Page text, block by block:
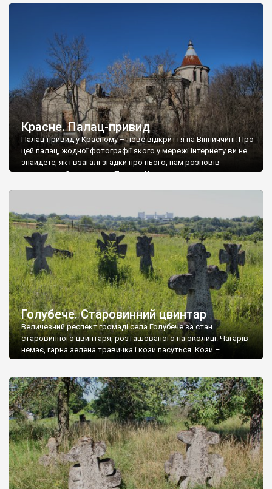
Красне. Палац-привид
Палац-привид у Красному – нове відкриття на Вінниччині. Про
цей палац, жодної фотографії якого у мережі інтернету ви не
знайдете, як і взагалі згадки про нього, нам розповів
мешканець Самгородка. Палац у Красному вразив не лише
Голубече. Старовинний цвинтар
Величезний респект громаді села Голубече за стан
старовинного цвинтаря, розташованого на околиці. Чагарів
немає, гарна зелена травичка і кози пасуться. Кози –
найкращий регулятор шкідливої, для старих кладовищ,
бруньками, кози ті бруньки обгризають, бо то улюблений
делікатес. На цвинтарі у Голубечому ціла колекція
різноманітних форм хрестів. Село відносно невелике, […]